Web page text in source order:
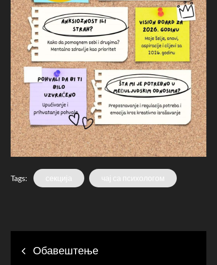
Tags: секција чај са психологом
Post
Обавештење